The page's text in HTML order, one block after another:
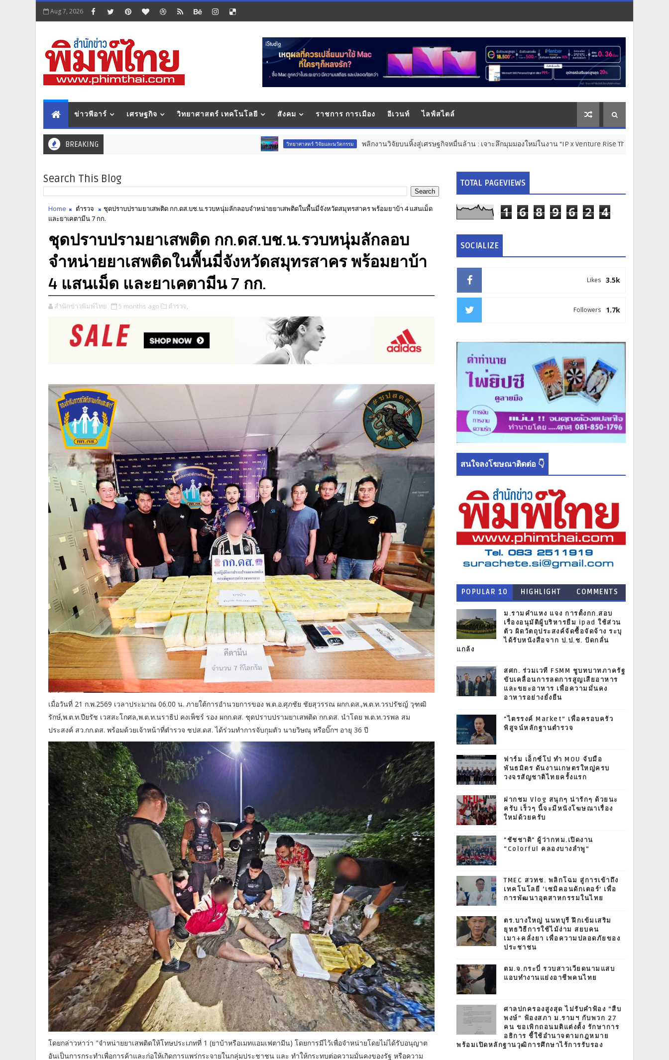
Aug 7, 2026
ข่าวพีอาร์ เศรษฐกิจ วิทยาศาสตร์ เทคโนโลยี สังคม ราชการ การเมือง อีเวนท์ ไลฟ์สไตล์
BREAKING วิทยาศาสตร์ วิจัยและนวัตกรรม พลิกงานวิจัยบนหิ้งสู่เศรษฐกิจหมื่นล้าน : เจาะลึกมุมมองใหม่ในงาน “IP x Venture Rise Thailand 2026”
Search This Blog
Home ตำรวจ
ชุดปราบปรามยาเสพติด กก.ดส.บช.น.รวบหนุ่มลักลอบจำหน่ายยาเสพติดในพื้นมี่จังหวัดสมุทรสาคร พร้อมยาบ้า 4 แสนเม็ด
และยาเคตามีน 7 กก.
ชุดปราบปรามยาเสพติด กก.ดส.บช.น.รวบหนุ่มลักลอบ
จำหน่ายยาเสพติดในพื้นมี่จังหวัดสมุทรสาคร พร้อมยาบ้า
4 แสนเม็ด และยาเคตามีน 7 กก.
สำนักข่าวพิมพ์ไทย 5 months ago ตำรวจ,
เมื่อวันที่ 21 ก.พ.2569 เวลาประมาณ 06.00 น. ภายใต้การอำนวยการของ พ.ต.อ.ศุภชัย ชัยสุวรรณ ผกก.ดส.,พ.ต.ท.วรปรัชญ์ วุฑฒิ
รักษ์,พ.ต.ท.ปียรัช เวสสะโกศล,พ.ต.ท.นราธิป คงเพ็ชร์ รอง ผกก.ดส. ชุดปราบปรามยาเสพติด กก.ดส. นำโดย พ.ต.ท.วรพล สม
ประสงค์ สว.กก.ดส. พร้อมด้วยเจ้าหน้าที่ตำรวจ ชปส.ดส. ได้ร่วมทำการจับกุมตัว นายวิษณุ หรือบิ๊กฯ อายุ 36 ปี
โดยกล่าวหาว่า "จำหน่ายยาเสพติดให้โทษประเภทที่ 1 (ยาบ้าหรือเมทแอมเฟตามีน) โดยการมีไว้เพื่อจำหน่ายโดยไม่ได้รับอนุญาต
อันเป็นการกระทำเพื่อการค้าและก่อให้เกิดการแพร่กระจายในกลุ่มประชาชน และ ทำให้กระทบต่อความมั่นคงของรัฐ หรือความ
TOTAL PAGEVIEWS
1 6 8 9 6 2 4
SOCIALIZE
3.5k
Likes
1.7k
Followers
สนใจลงโฆษณาติดต่อ 👇
POPULAR 10
HIGHLIGHT
COMMENTS
ม.รามคำแหง แจง การตั้งกก.สอบ
เรื่องอนุมัติผู้บริหารยืม ipad ใช้ส่วน
ตัว ผิดวัตถุประสงค์จัดซื้อจัดจ้าง ระบุ
ได้รับหนังสือจาก ป.ป.ช. ปัดกลั่น
แกล้ง
สศก. ร่วมเวที FSMM ชูบทบาทภาครัฐ
ขับเคลื่อนการลดการสูญเสียอาหาร
และขยะอาหาร เพื่อความมั่นคง
อาหารอย่างยั่งยืน
"ไตรรงค์ Market” เพื่อครอบครัว
พิสูจน์หลักฐานตำรวจ
ฟาร์ม เอ็กซ์โป ทำ MOU จับมือ
พันธมิตร ดันงานเกษตรใหญ่ครบ
วงจรสัญชาติไทยครั้งแรก
ฝากชม Vlog สนุกๆ น่ารักๆ ด้วยนะ
ครับ เร็วๆ นี้จะมีหนังโฆษณาเรื่อง
ใหม่ด้วยครับ
"ชัชชาติ" ผู้ว่ากทม.เปิดงาน
“Colorful คลองบางลำพู”
TMEC สวทช. พลิกโฉม สู่การเข้าถึง
เทคโนโลยี ‘เซมิคอนดักเตอร์’ เพื่อ
การพัฒนาอุตสาหกรรมในไทย
ตร.บางใหญ่ นนทบุรี ฝึกเข้มเสริม
ยุทธวิธีการใช้ไม้ง่าม สยบคน
เมา+คลั่งยา เพื่อความปลอดภัยของ
ประชาชน
ตม.จ.กระบี่ รวบสาวเวียดนามแสบ
แอบทำงานแย่งอาชีพคนไทย
ศาลปกครองสูงสุด ไม่รับคำฟ้อง “สืบ
พงษ์” ฟ้องสภา ม.รามฯ กับพวก 27
คน ขอเพิกถอนมติแต่งตั้ง รักษาการ
อธิการ ชี้ใช้อำนาจตามกฎหมาย
พร้อมเปิดหลักฐานวุฒิการศึกษาไร้การรับรอง